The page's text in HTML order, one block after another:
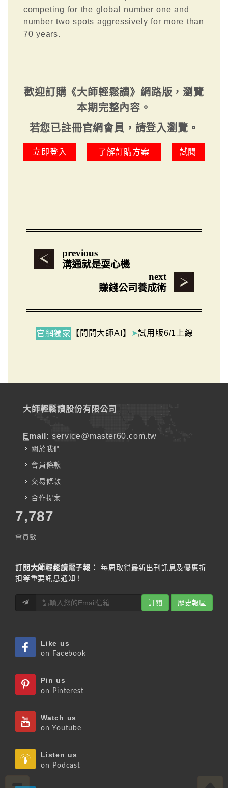
competing for the global number one and
number two spots aggressively for more than
70 years.
歡迎訂購《大師輕鬆讀》網路版，瀏覽
本期完整內容。
若您已註冊官網會員，請登入瀏覽。
立即登入 了解訂購方案 試閱
previous
溝通就是耍心機
next
賺錢公司養成術
官網獨家 【問問大師AI】 ➤試用版6/1上線
大師輕鬆讀股份有限公司
Email: service@master60.com.tw
關於我們
會員條款
交易條款
合作提案
7,787
會員數
訂閱大師輕鬆讀電子報：
每周取得最新出刊訊息及優惠折
扣等重要訊息通知！
訂閱 歷史報區
Like us
on Facebook
Pin us
on Pinterest
Watch us
on Youtube
Listen us
on Podcast